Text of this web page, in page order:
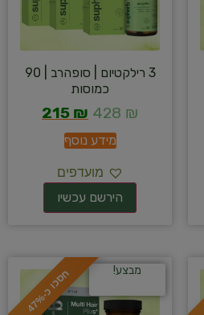
3 רילקטיום | סופהרב | 90
כמוסות
428 ₪
215 ₪
מידע נוסף
מועדפים
ח
ס
כ
ו
כ
-
4
7
% מבצע!